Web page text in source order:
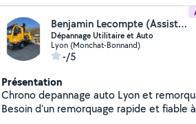
Benjamin Lecompte (Assistance Depannage auto moto utilitaire)
Dépannage Utilitaire et Auto
Lyon (Monchat-Bonnand)
-/5
Présentation
Chrono depannage auto Lyon et
Besoin d'un remorquage rapide et fiable